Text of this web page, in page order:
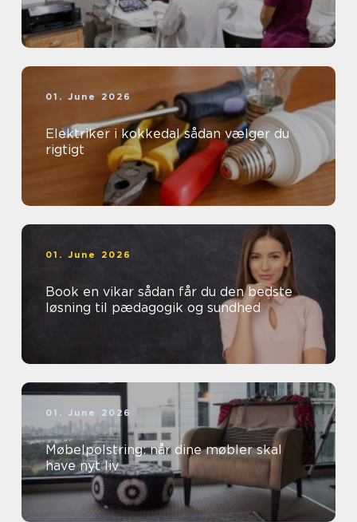
01. June 2026
Elektriker i kokkedal sådan vælger du
rigtigt
01. June 2026
Book en vikar sådan får du den bedste
løsning til pædagogik og sundhed
01. June 2026
Møbelpolstring: når dine møbler skal
have nyt liv